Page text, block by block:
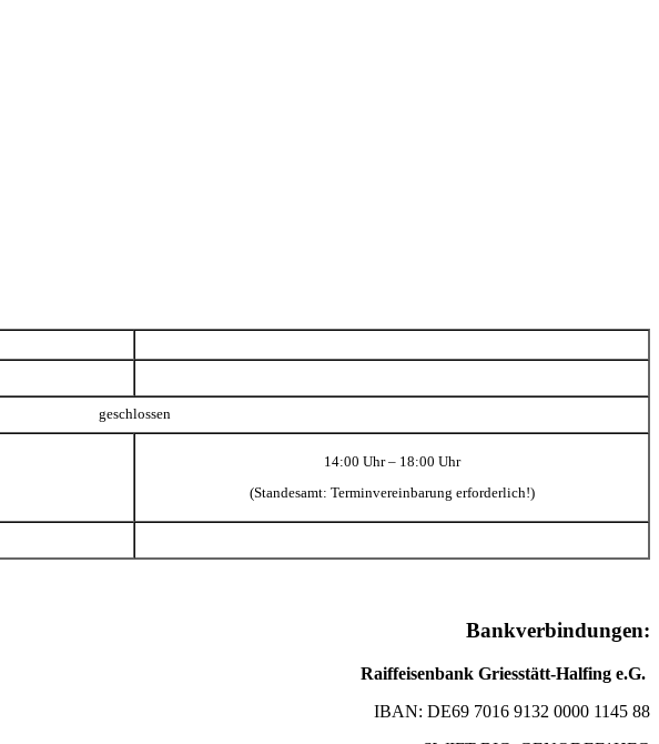
geschlossen
14:00 Uhr – 18:00 Uhr
(Standesamt: Terminvereinbarung erforderlich!)
Bankverbindungen:
Raiffeisenbank Griesstätt-Halfing e.G.
IBAN: DE69 7016 9132 0000 1145 88